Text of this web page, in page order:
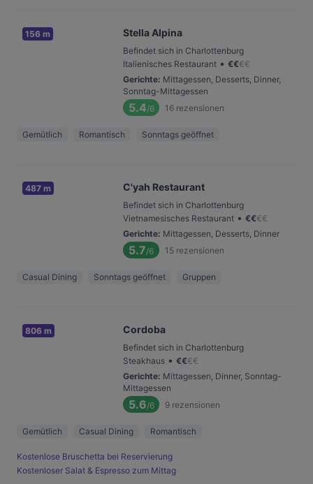
156 m Stella Alpina
Befindet sich in Charlottenburg
Italienisches Restaurant • €€€€
Gerichte: Mittagessen, Desserts, Dinner,
Sonntag-Mittagessen
5.4/6 16 rezensionen
Gemütlich Romantisch Sonntags geöffnet
487 m C'yah Restaurant
Befindet sich in Charlottenburg
Vietnamesisches Restaurant • €€€€
Gerichte: Mittagessen, Desserts, Dinner
5.7/6 15 rezensionen
Casual Dining Sonntags geöffnet Gruppen
806 m Cordoba
Befindet sich in Charlottenburg
Steakhaus • €€€€
Gerichte: Mittagessen, Dinner, Sonntag-
Mittagessen
5.6/6 9 rezensionen
Gemütlich Casual Dining Romantisch
Kostenlose Bruschetta bei Reservierung
Kostenloser Salat & Espresso zum Mittag